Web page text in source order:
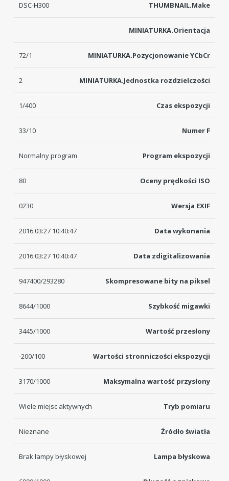
THUMBNAIL.Make
DSC-H300
MINIATURKA.Orientacja
MINIATURKA.Pozycjonowanie YCbCr
72/1
MINIATURKA.Jednostka rozdzielczości
2
Czas ekspozycji
1/400
Numer F
33/10
Program ekspozycji
Normalny program
Oceny prędkości ISO
80
Wersja EXIF
0230
Data wykonania
2016:03:27 10:40:47
Data zdigitalizowania
2016:03:27 10:40:47
Skompresowane bity na piksel
947400/293280
Szybkość migawki
8644/1000
Wartość przesłony
3445/1000
Wartości stronniczości ekspozycji
-200/100
Maksymalna wartość przysłony
3170/1000
Tryb pomiaru
Wiele miejsc aktywnych
Źródło światła
Nieznane
Lampa błyskowa
Brak lampy błyskowej